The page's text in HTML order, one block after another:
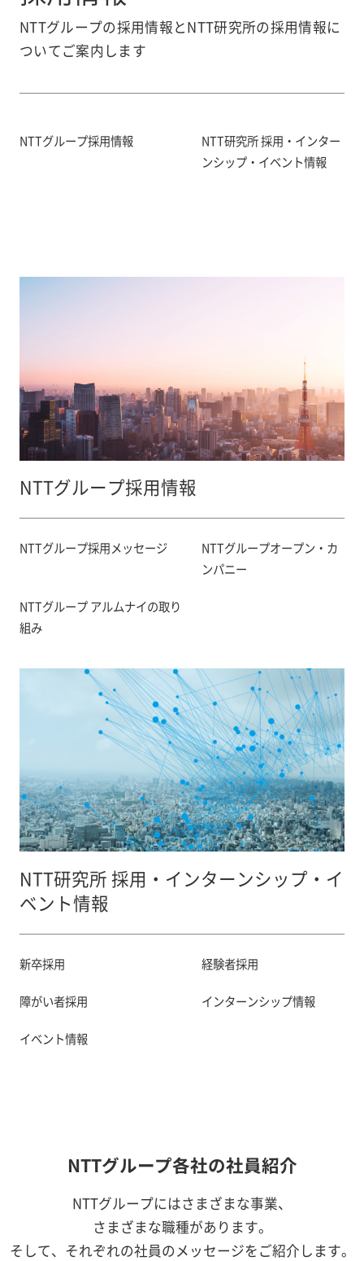
NTTグループの採用情報とNTT研究所の採用情報に
ついてご案内します
NTTグループ採用情報
NTT研究所 採用・インター
ンシップ・イベント情報
NTTグループ採用情報
NTTグループ採用メッセージ
NTTグループオープン・カ
ンパニー
NTTグループ アルムナイの取り
組み
NTT研究所 採用・インターンシップ・イ
ベント情報
新卒採用 経験者採用
障がい者採用 インターンシップ情報
イベント情報
NTTグループ各社の社員紹介
NTTグループにはさまざまな事業、
さまざまな職種があります。
そして、それぞれの社員のメッセージをご紹介します。